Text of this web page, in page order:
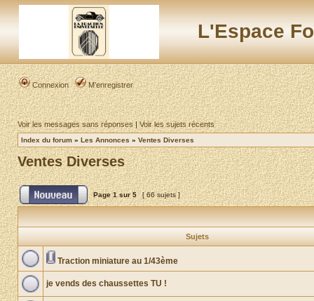
L'Espace
Connexion M’enregistrer
Voir les messages sans réponses|Voir les sujets récents
Index du forum » Les Annonces » Ventes Diverses
Ventes Diverses
Page1sur5 [ 66 sujets ]
Sujets
Traction miniature au 1/43ème
je vends des chaussettes TU !